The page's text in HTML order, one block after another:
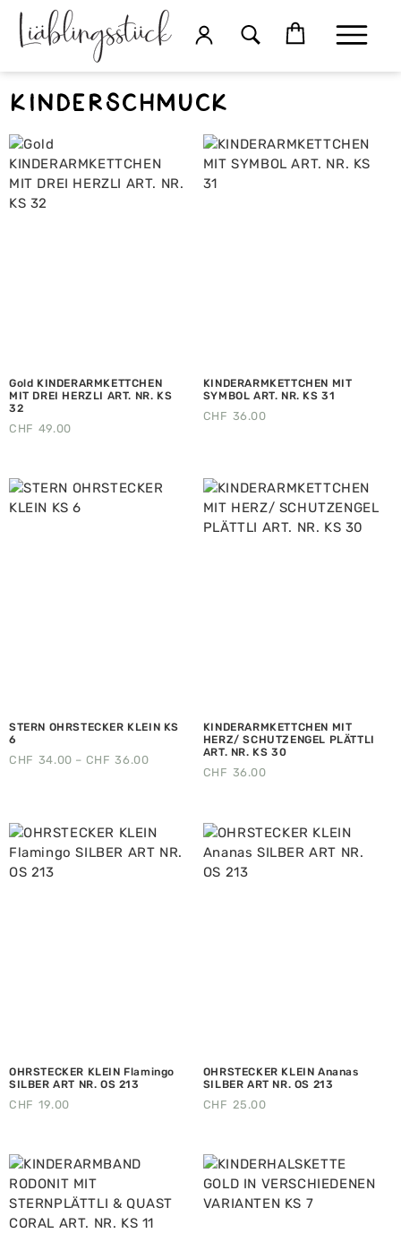
Kinderschmuck
Gold KINDERARMKETTCHEN
MIT DREI HERZLI ART. NR. KS
32
CHF 49.00
KINDERARMKETTCHEN MIT
SYMBOL ART. NR. KS 31
CHF 36.00
STERN OHRSTECKER KLEIN KS
6
CHF 34.00 – CHF 36.00
KINDERARMKETTCHEN MIT
HERZ/ SCHUTZENGEL PLÄTTLI
ART. NR. KS 30
CHF 36.00
OHRSTECKER KLEIN Flamingo
SILBER ART NR. OS 213
CHF 19.00
OHRSTECKER KLEIN Ananas
SILBER ART NR. OS 213
CHF 25.00